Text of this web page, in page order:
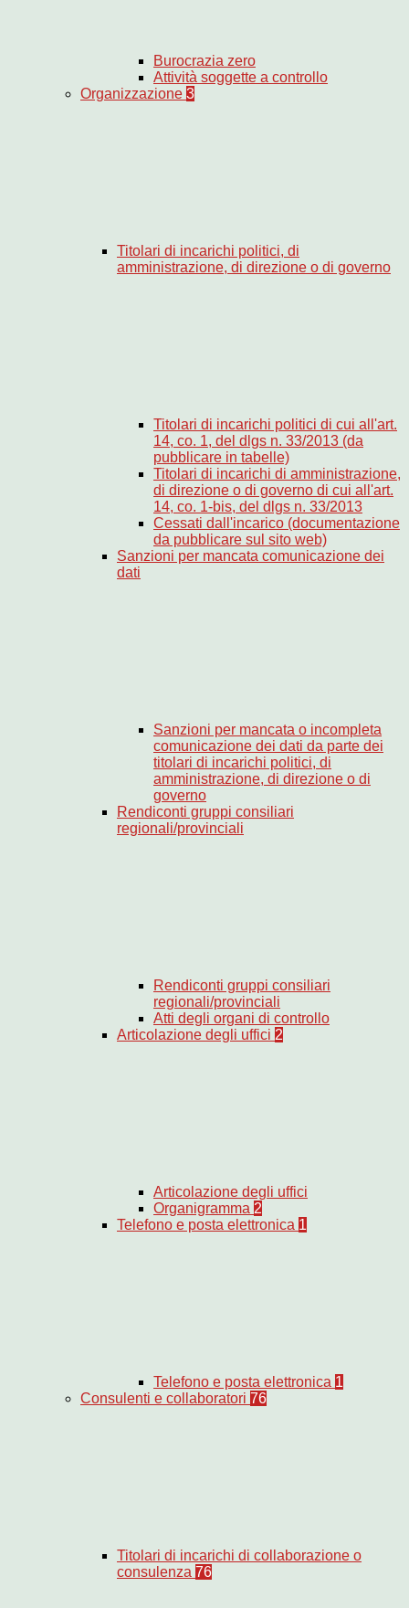
Burocrazia zero
Attività soggette a controllo
Organizzazione 3
Titolari di incarichi politici, di
amministrazione, di direzione o di governo
Titolari di incarichi politici di cui all'art.
14, co. 1, del dlgs n. 33/2013 (da
pubblicare in tabelle)
Titolari di incarichi di amministrazione,
di direzione o di governo di cui all'art.
14, co. 1-bis, del dlgs n. 33/2013
Cessati dall'incarico (documentazione
da pubblicare sul sito web)
Sanzioni per mancata comunicazione dei
dati
Sanzioni per mancata o incompleta
comunicazione dei dati da parte dei
titolari di incarichi politici, di
amministrazione, di direzione o di
governo
Rendiconti gruppi consiliari
regionali/provinciali
Rendiconti gruppi consiliari
regionali/provinciali
Atti degli organi di controllo
Articolazione degli uffici 2
Articolazione degli uffici
Organigramma 2
Telefono e posta elettronica 1
Telefono e posta elettronica 1
Consulenti e collaboratori 76
Titolari di incarichi di collaborazione o
consulenza 76